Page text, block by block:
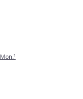
¹